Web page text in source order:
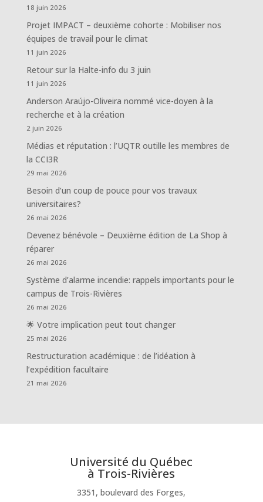
18 juin 2026
Projet IMPACT – deuxième cohorte : Mobiliser nos
équipes de travail pour le climat
11 juin 2026
Retour sur la Halte-info du 3 juin
11 juin 2026
Anderson Araújo-Oliveira nommé vice-doyen à la
recherche et à la création
2 juin 2026
Médias et réputation : l’UQTR outille les membres de
la CCI3R
29 mai 2026
Besoin d’un coup de pouce pour vos travaux
universitaires?
26 mai 2026
Devenez bénévole – Deuxième édition de La Shop à
réparer
26 mai 2026
Système d’alarme incendie: rappels importants pour le
campus de Trois-Rivières
26 mai 2026
🌟 Votre implication peut tout changer
25 mai 2026
Restructuration académique : de l’idéation à
l’expédition facultaire
21 mai 2026
Université du Québec
à Trois-Rivières
3351, boulevard des Forges,